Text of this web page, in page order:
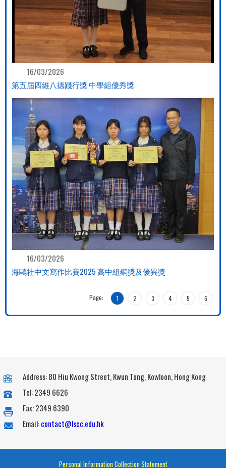
16/03/2026
第五屆四維八德踐行獎 中學組優秀獎
16/03/2026
海鷗社中文寫作比賽2025 高中組銅獎及優異獎
Page: 1 2 3 4 5 6
Address: 80 Hiu Kwong Street, Kwun Tong, Kowloon, Hong Kong
Tel: 2349 6626
Fax: 2349 6390
Email:contact@lscc.edu.hk
Personal Information Collection Statement